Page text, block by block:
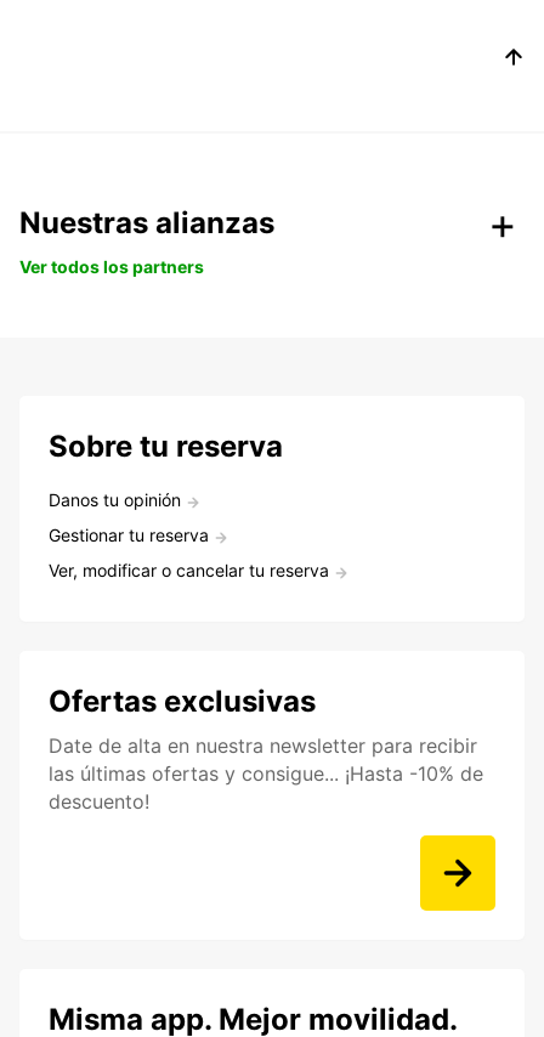
Nuestras alianzas
Ver todos los partners
Sobre tu reserva
Danos tu opinión
Gestionar tu reserva
Ver, modificar o cancelar tu reserva
Ofertas exclusivas
Date de alta en nuestra newsletter para recibir
las últimas ofertas y consigue... ¡Hasta -10% de
descuento!
Misma app. Mejor movilidad.